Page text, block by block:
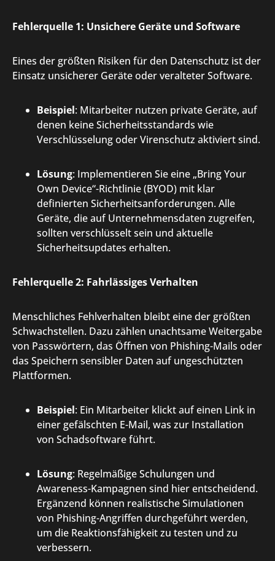
Fehlerquelle 1: Unsichere Geräte und Software
Eines der größten Risiken für den Datenschutz ist der
Einsatz unsicherer Geräte oder veralteter Software.
Beispiel: Mitarbeiter nutzen private Geräte, auf
denen keine Sicherheitsstandards wie
Verschlüsselung oder Virenschutz aktiviert sind.
Lösung: Implementieren Sie eine „Bring Your
Own Device“-Richtlinie (BYOD) mit klar
definierten Sicherheitsanforderungen. Alle
Geräte, die auf Unternehmensdaten zugreifen,
sollten verschlüsselt sein und aktuelle
Sicherheitsupdates erhalten.
Fehlerquelle 2: Fahrlässiges Verhalten
Menschliches Fehlverhalten bleibt eine der größten
Schwachstellen. Dazu zählen unachtsame Weitergabe
von Passwörtern, das Öffnen von Phishing-Mails oder
das Speichern sensibler Daten auf ungeschützten
Plattformen.
Beispiel: Ein Mitarbeiter klickt auf einen Link in
einer gefälschten E-Mail, was zur Installation
von Schadsoftware führt.
Lösung: Regelmäßige Schulungen und
Awareness-Kampagnen sind hier entscheidend.
Ergänzend können realistische Simulationen
von Phishing-Angriffen durchgeführt werden,
um die Reaktionsfähigkeit zu testen und zu
verbessern.